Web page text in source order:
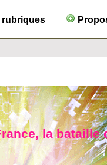
rubriques
la bataille